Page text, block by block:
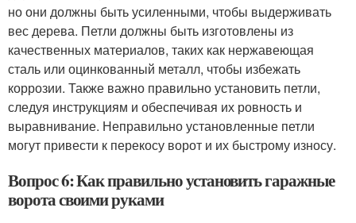
но они должны быть усиленными, чтобы выдерживать
вес дерева. Петли должны быть изготовлены из
качественных материалов, таких как нержавеющая
сталь или оцинкованный металл, чтобы избежать
коррозии. Также важно правильно установить петли,
следуя инструкциям и обеспечивая их ровность и
выравнивание. Неправильно установленные петли
могут привести к перекосу ворот и их быстрому износу.
Вопрос 6: Как правильно установить гаражные
ворота своими руками